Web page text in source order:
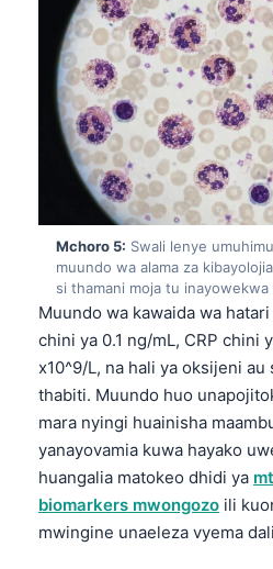
Mchoro 5: Swali lenye
muundo wa alama za
si thamani moja tu inayowekwa
Muundo wa kawaida wa
chini ya 0.1 ng/mL, CRP chini
x10^9/L, na hali ya oksijeni
thabiti. Muundo huo
mara nyingi huainisha
yanayovamia kuwa hayako
huangalia matokeo dhidi ya
biomarkers mwongozo ili
mwingine unaeleza vyema
Bahasa Melayu
Tiếng Việt
Tagalog
ไทย
ဗမာစာ
ភាសាខ្មែរ
Українська
O‘zbekcha
Català
Қазақ тілі
Suomi
Hrvatski
Slovenčina
كوردی‎